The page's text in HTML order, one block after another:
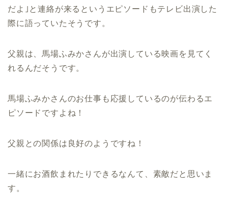
だよ｣と連絡が来るというエピソードもテレビ出演した
際に語っていたそうです。
父親は、馬場ふみかさんが出演している映画を見てく
れるんだそうです。
馬場ふみかさんのお仕事も応援しているのが伝わるエ
ピソードですよね！
父親との関係は良好のようですね！
一緒にお酒飲まれたりできるなんて、素敵だと思いま
す。